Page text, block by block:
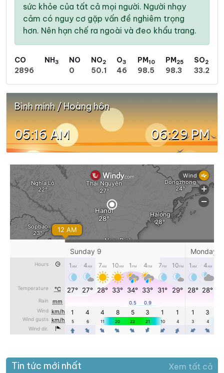
sức khỏe của tất cả mọi người. Người nhạy
cảm có nguy cơ gặp vấn đề nghiêm trọng
hơn. Nên hạn chế ra ngoài và đeo khẩu trang.
CO
2896
NH3
NO
0
NO2
50.1
O3
46
PM10
98.5
PM25
98.3
SO2
33.2
Bình minh / Hoàng hôn
05:16 AM 06:29 PM
Tin tức mới nhất Xem tất cả